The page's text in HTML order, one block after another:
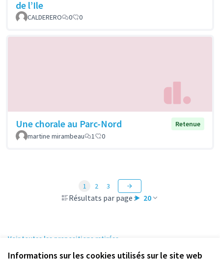
Informations sur les cookies utilisés sur le site web
de l’Ile
CALDERERO 0 0
Une chorale au Parc-Nord
Retenue
martine mirambeau
1 0
Résultats par page : 20
1 2 3
Voir toutes les propositions retirées